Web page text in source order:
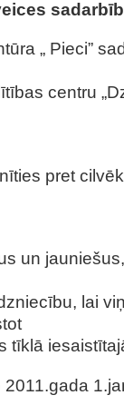
„ Pieci”
centru
pret
un
lai
tīklā
2011.gada